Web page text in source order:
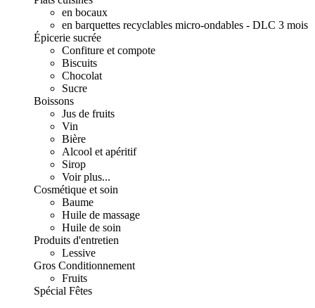
en bocaux
en barquettes recyclables micro-ondables - DLC 3 mois
Épicerie sucrée
Confiture et compote
Biscuits
Chocolat
Sucre
Boissons
Jus de fruits
Vin
Bière
Alcool et apéritif
Sirop
Voir plus...
Cosmétique et soin
Baume
Huile de massage
Huile de soin
Produits d'entretien
Lessive
Gros Conditionnement
Fruits
Spécial Fêtes